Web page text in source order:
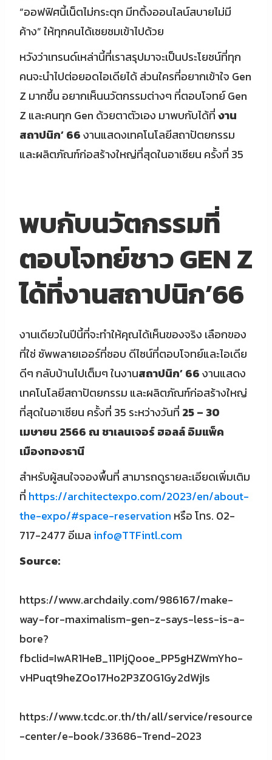
“ออฟฟิศนี้เน็ตไม่กระตุก มีทติ้งออนไลน์สบายไม่มี
ค้าง” ให้ทุกคนได้เชยชมเข้าไปด้วย
หวังว่าเทรนด์เหล่านี้ที่เราสรุปมาจะเป็นประโยชน์ที่ทุก
คนจะนำไปต่อยอดไอเดียได้ ส่วนใครที่อยากเข้าใจ Gen
Z มากขึ้น อยากเห็นนวัตกรรมต่างๆ ที่ตอบโจทย์ Gen
Z และคนทุก Gen ด้วยตาตัวเอง มาพบกับได้ที่งาน
สถาปนิก’ 66งานแสดงเทคโนโลยีสถาปัตยกรรม
และผลิตภัณฑ์ก่อสร้างใหญ่ที่สุดในอาเซียน ครั้งที่ 35
พบกับนวัตกรรมที่
ตอบโจทย์ชาว GEN Z
ได้ที่งานสถาปนิก’66
งานเดียวในปีนี้ที่จะทำให้คุณได้เห็นของจริง เลือกของ
ที่ใช่ ซัพพลายเออร์ที่ชอบ ดีไซน์ที่ตอบโจทย์และไอเดีย
ดีๆ กลับบ้านไปเต็มๆ ในงานสถาปนิก’ 66งานแสดง
เทคโนโลยีสถาปัตยกรรม และผลิตภัณฑ์ก่อสร้างใหญ่
ที่สุดในอาเซียน ครั้งที่ 35 ระหว่างวันที่ 25 – 30
เมษายน 2566 ณ ชาเลนเจอร์ ฮอลล์ อิมแพ็ค
เมืองทองธานี
สำหรับผู้สนใจจองพื้นที่ สามารถดูรายละเอียดเพิ่มเติม
ที่ https://architectexpo.com/2023/en/about-
the-expo/#space-reservation หรือ โทร. 02-
717-2477 อีเมล info@TTFintl.com
Source:
https://www.archdaily.com/986167/make-
way-for-maximalism-gen-z-says-less-is-a-
bore?
fbclid=IwAR1HeB_11PIjQooe_PP5gHZWmYho-
vHPuqt9heZOo17Ho2P3Z0G1Gy2dWjIs
https://www.tcdc.or.th/th/all/service/resource
-center/e-book/33686-Trend-2023